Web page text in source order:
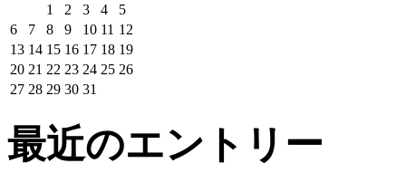
1
2 3 4
5
6
7 8 9 10 11 12
13 14 15 16 17 18 19
20 21 22 23 24 25 26
27 28 29 30 31
最近のエントリー